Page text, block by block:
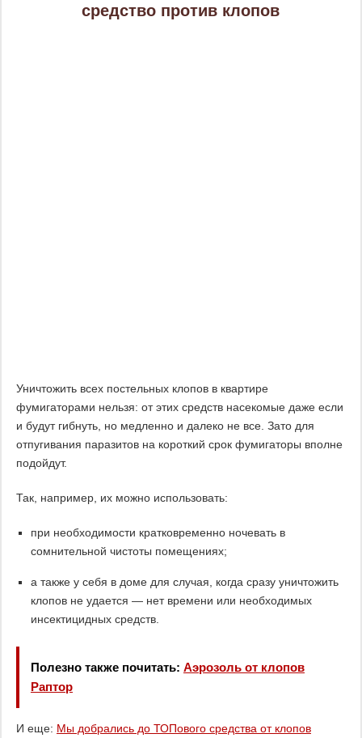
средство против клопов
Уничтожить всех постельных клопов в квартире
фумигаторами нельзя: от этих средств насекомые даже если
и будут гибнуть, но медленно и далеко не все. Зато для
отпугивания паразитов на короткий срок фумигаторы вполне
подойдут.
Так, например, их можно использовать:
при необходимости кратковременно ночевать в
сомнительной чистоты помещениях;
а также у себя в доме для случая, когда сразу уничтожить
клопов не удается — нет времени или необходимых
инсектицидных средств.
Полезно также почитать: Аэрозоль от клопов
Раптор
И еще: Мы добрались до ТОПового средства от клопов